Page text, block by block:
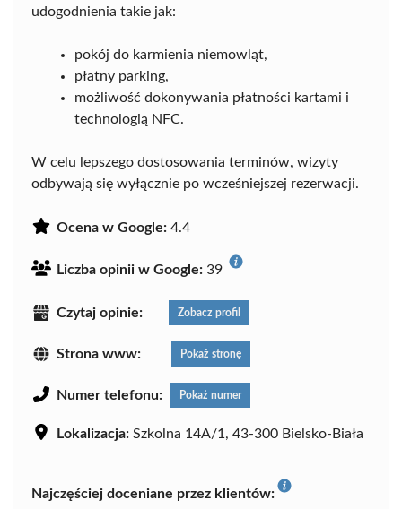
udogodnienia takie jak:
pokój do karmienia niemowląt,
płatny parking,
możliwość dokonywania płatności kartami i
technologią NFC.
W celu lepszego dostosowania terminów, wizyty
odbywają się wyłącznie po wcześniejszej rezerwacji.
Ocena w Google: 4.4
Liczba opinii w Google: 39
Czytaj opinie: Zobacz profil
Strona www: Pokaż stronę
Numer telefonu: Pokaż numer
Lokalizacja: Szkolna 14A/1, 43-300 Bielsko-Biała
Najczęściej doceniane przez klientów: